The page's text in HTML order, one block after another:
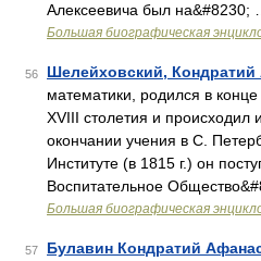
Алексеевича был на&#8230; …
Большая биографическая
56 Шелейховский, Кондратий
математики, родился в
XVIII столетия и происходил
окончании учения в C.
Институте (в 1815 г.) он
Воспитательное
Большая биографическая
57 Булавин Кондратий